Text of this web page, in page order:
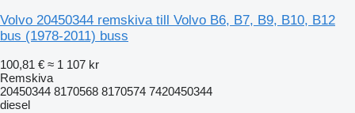
Volvo 20450344 remskiva till Volvo B6, B7, B9, B10, B12
bus (1978-2011) buss
100,81 € ≈ 1 107 kr
Remskiva
20450344 8170568 8170574 7420450344
diesel